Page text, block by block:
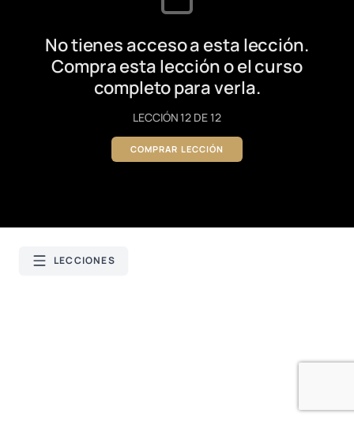
No tienes acceso a esta lección.
Compra esta lección o el curso
completo para verla.
LECCIÓN 12 DE 12
COMPRAR LECCIÓN
LECCIONES